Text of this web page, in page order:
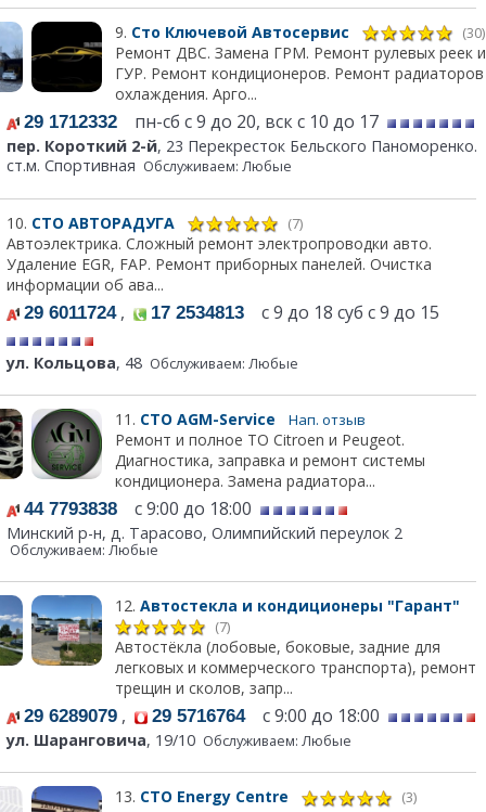
9. Сто Ключевой Автосервис (30)
Ремонт ДВС. Замена ГРМ. Ремонт рулевых реек и
ГУР. Ремонт кондиционеров. Ремонт радиаторов
охлаждения. Арго...
29 1712332 пн-сб с 9 до 20, вск с 10 до 17
пер. Короткий 2-й, 23 Перекресток Бельского Паноморенко.
ст.м. Спортивная Обслуживаем: Любые
10. СТО АВТОРАДУГА (7)
Автоэлектрика. Сложный ремонт электропроводки авто.
Удаление EGR, FAP. Ремонт приборных панелей. Очистка
информации об ава...
29 6011724, 17 2534813 с 9 до 18 суб с 9 до 15
ул. Кольцова, 48 Обслуживаем: Любые
11. СТО AGM-Service Нап. отзыв
Ремонт и полное ТО Citroen и Peugeot.
Диагностика, заправка и ремонт системы
кондиционера. Замена радиатора...
44 7793838 с 9:00 до 18:00
Минский р-н, д. Тарасово, Олимпийский переулок 2
Обслуживаем: Любые
12. Автостекла и кондиционеры "Гарант"
(7)
Автостёкла (лобовые, боковые, задние для
легковых и коммерческого транспорта), ремонт
трещин и сколов, запр...
29 6289079 , 29 5716764с 9:00 до 18:00
ул. Шаранговича, 19/10 Обслуживаем: Любые
13. СТО Energy Centre (3)